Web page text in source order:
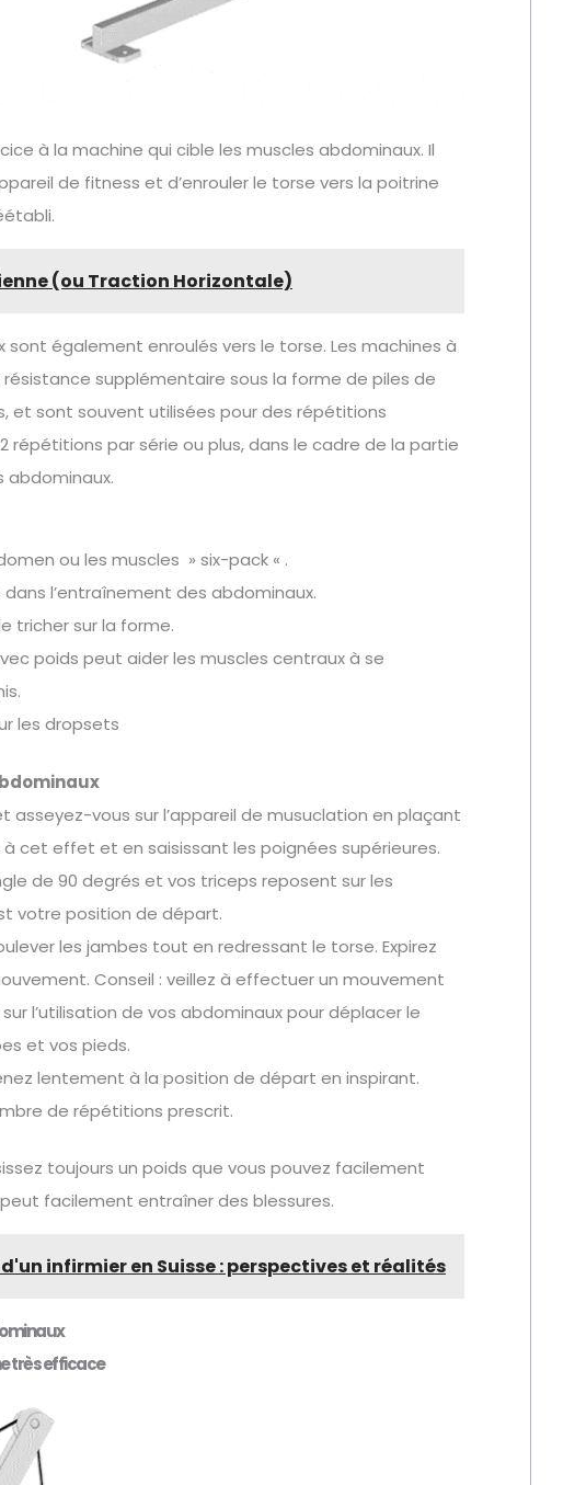
à la machine qui cible les muscles abdominaux. Il
de fitness et d’enrouler le torse vers la poitrine
(ou Traction Horizontale)
sont également enroulés vers le torse. Les machines à
supplémentaire sous la forme de piles de
et sont souvent utilisées pour des répétitions
répétitions par série ou plus, dans le cadre de la partie
abdominaux.
ou les muscles » six-pack « .
l’entraînement des abdominaux.
tricher sur la forme.
poids peut aider les muscles centraux à se
les dropsets
asseyez-vous sur l’appareil de musuclation en plaçant
à cet effet et en saisissant les poignées supérieures.
de 90 degrés et vos triceps reposent sur les
votre position de départ.
les jambes tout en redressant le torse. Expirez
Conseil : veillez à effectuer un mouvement
l’utilisation de vos abdominaux pour déplacer le
et vos pieds.
lentement à la position de départ en inspirant.
de répétitions prescrit.
toujours un poids que vous pouvez facilement
facilement entraîner des blessures.
infirmier en Suisse : perspectives et réalités
très efficace